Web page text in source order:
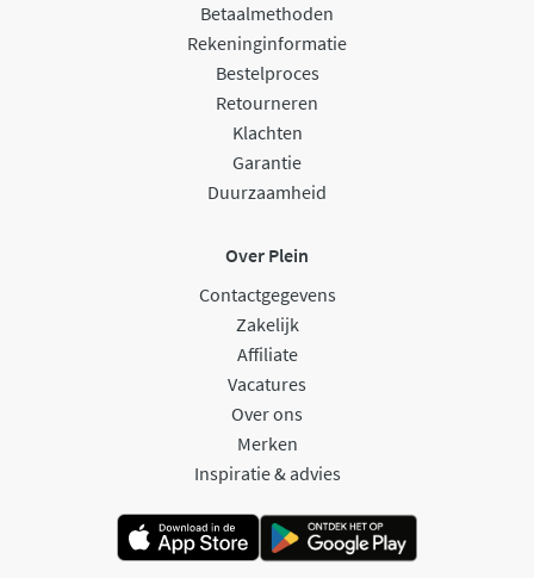
Betaalmethoden
Rekeninginformatie
Bestelproces
Retourneren
Klachten
Garantie
Duurzaamheid
Over Plein
Contactgegevens
Zakelijk
Affiliate
Vacatures
Over ons
Merken
Inspiratie & advies